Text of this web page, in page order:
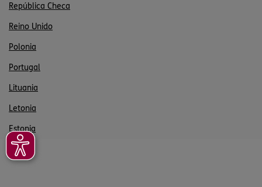
República Checa
Reino Unido
Polonia
Portugal
Lituania
Letonia
Estonia